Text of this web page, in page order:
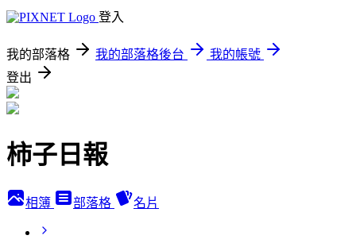
登入
我的部落格 我的部落格後台
我的帳號
登出
柿子日報
相簿 部落格 名片